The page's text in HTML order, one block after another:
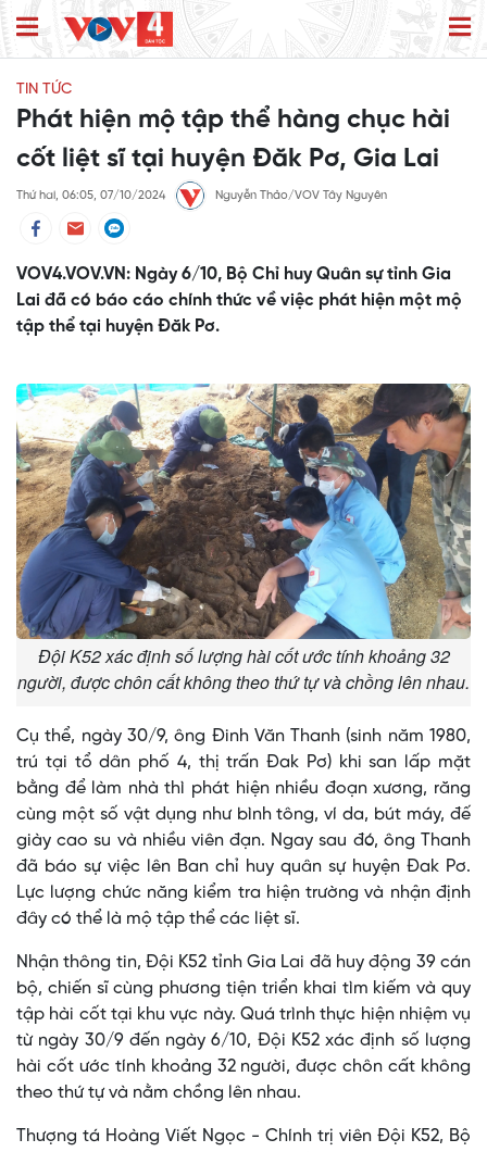
TIN TỨC
Phát hiện mộ tập thể hàng chục hài
cốt liệt sĩ tại huyện Đăk Pơ, Gia Lai
Thứ hai, 06:05, 07/10/2024 Nguyễn Thảo/VOV Tây Nguyên
VOV4.VOV.VN: Ngày 6/10, Bộ Chỉ huy Quân sự tỉnh Gia
Lai đã có báo cáo chính thức về việc phát hiện một mộ
tập thể tại huyện Đăk Pơ.
Đội K52 xác định số lượng hài cốt ước tính khoảng 32
người, được chôn cất không theo thứ tự và chồng lên nhau.
Cụ thể, ngày 30/9, ông Đinh Văn Thanh (sinh năm 1980,
trú tại tổ dân phố 4, thị trấn Đak Pơ) khi san lấp mặt
bằng để làm nhà thì phát hiện nhiều đoạn xương, răng
cùng một số vật dụng như bình tông, ví da, bút máy, đế
giày cao su và nhiều viên đạn. Ngay sau đó, ông Thanh
đã báo sự việc lên Ban chỉ huy quân sự huyện Đak Pơ.
Lực lượng chức năng kiểm tra hiện trường và nhận định
đây có thể là mộ tập thể các liệt sĩ.
Nhận thông tin, Đội K52 tỉnh Gia Lai đã huy động 39 cán
bộ, chiến sĩ cùng phương tiện triển khai tìm kiếm và quy
tập hài cốt tại khu vực này. Quá trình thực hiện nhiệm vụ
từ ngày 30/9 đến ngày 6/10, Đội K52 xác định số lượng
hài cốt ước tính khoảng 32 người, được chôn cất không
theo thứ tự và nằm chồng lên nhau.
Thượng tá Hoàng Viết Ngọc - Chính trị viên Đội K52, Bộ